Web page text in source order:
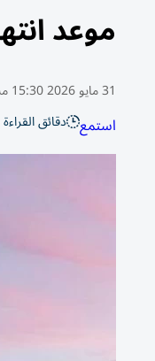
موعد
31 مايو 2026 15:30 مساء
استمع دقائق القراءة